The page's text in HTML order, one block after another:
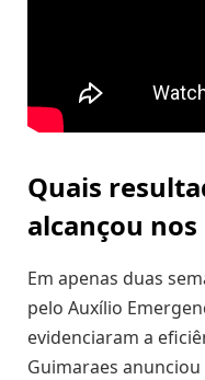
Quais
alcançou
Em apenas duas
pelo Auxílio
evidenciaram a
Guimaraes